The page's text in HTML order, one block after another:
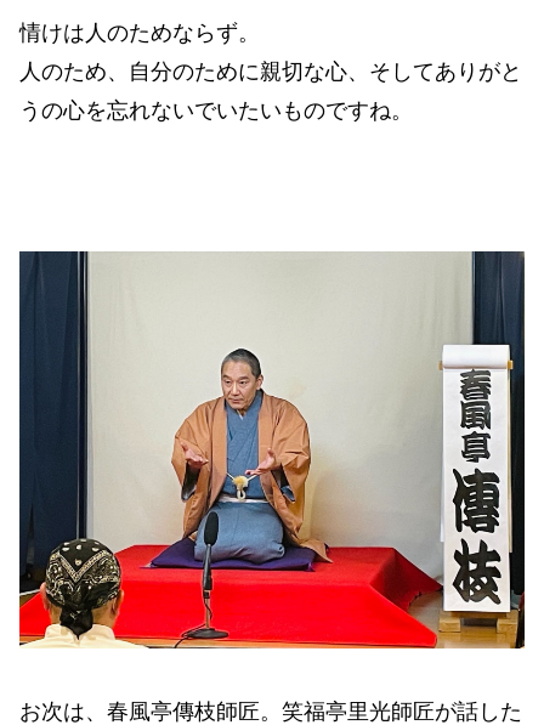
情けは人のためならず。
人のため、自分のために親切な心、そしてありがと
うの心を忘れないでいたいものですね。
お次は、春風亭傳枝師匠。笑福亭里光師匠が話した